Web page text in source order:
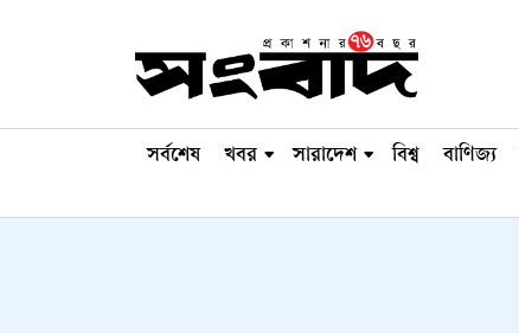
সর্বশেষ খবর সারাদেশ বিশ্ব বাণিজ্য